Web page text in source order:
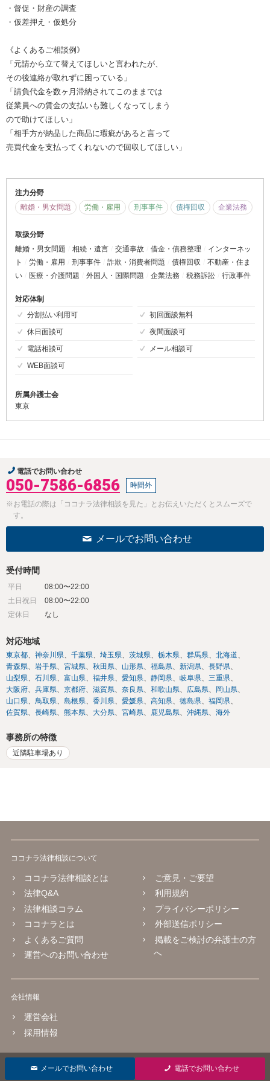
・督促・財産の調査
・仮差押え・仮処分
《よくあるご相談例》
「元請から立て替えてほしいと言われたが、
その後連絡が取れずに困っている」
「請負代金を数ヶ月滞納されてこのままでは
従業員への賃金の支払いも難しくなってしまう
ので助けてほしい」
「相手方が納品した商品に瑕疵があると言って
売買代金を支払ってくれないので回収してほしい」
注力分野
離婚・男女問題
労働・雇用 刑事事件 債権回収 企業法務
取扱分野
離婚・男女問題
相続・遺言 交通事故 借金・債務整理
インターネッ
ト
労働・雇用 刑事事件 詐欺・消費者問題 債権回収
不動産・住ま
い
医療・介護問題 外国人・国際問題 企業法務 税務訴訟 行政事件
対応体制
分割払い利用可
初回面談無料
休日面談可
夜間面談可
電話相談可
メール相談可
WEB面談可
所属弁護士会
東京
電話でお問い合わせ
050-7586-6856 時間外
※お電話の際は「ココナラ法律相談を見た」とお伝えいただくとスムーズで
す。
メールでお問い合わせ
受付時間
平日
08:00〜22:00
土日祝日
08:00〜22:00
定休日
なし
対応地域
東京都 神奈川県 千葉県 埼玉県 茨城県 栃木県 群馬県
北海道
青森県
岩手県 宮城県 秋田県 山形県 福島県 新潟県
長野県
山梨県
石川県 富山県 福井県 愛知県 静岡県 岐阜県
三重県
大阪府
兵庫県 京都府 滋賀県 奈良県 和歌山県 広島県
岡山県
山口県
鳥取県 島根県 香川県 愛媛県 高知県 徳島県
福岡県
佐賀県
長崎県 熊本県 大分県 宮崎県 鹿児島県 沖縄県 海外
事務所の特徴
近隣駐車場あり
メールでお問い合わせ 電話でお問い合わせ
ココナラ法律相談について
ココナラ法律相談とは
法律Q&A
法律相談コラム
ココナラとは
よくあるご質問
運営へのお問い合わせ
ご意見・ご要望
利用規約
プライバシーポリシー
外部送信ポリシー
掲載をご検討の弁護士の方
へ
会社情報
運営会社
採用情報